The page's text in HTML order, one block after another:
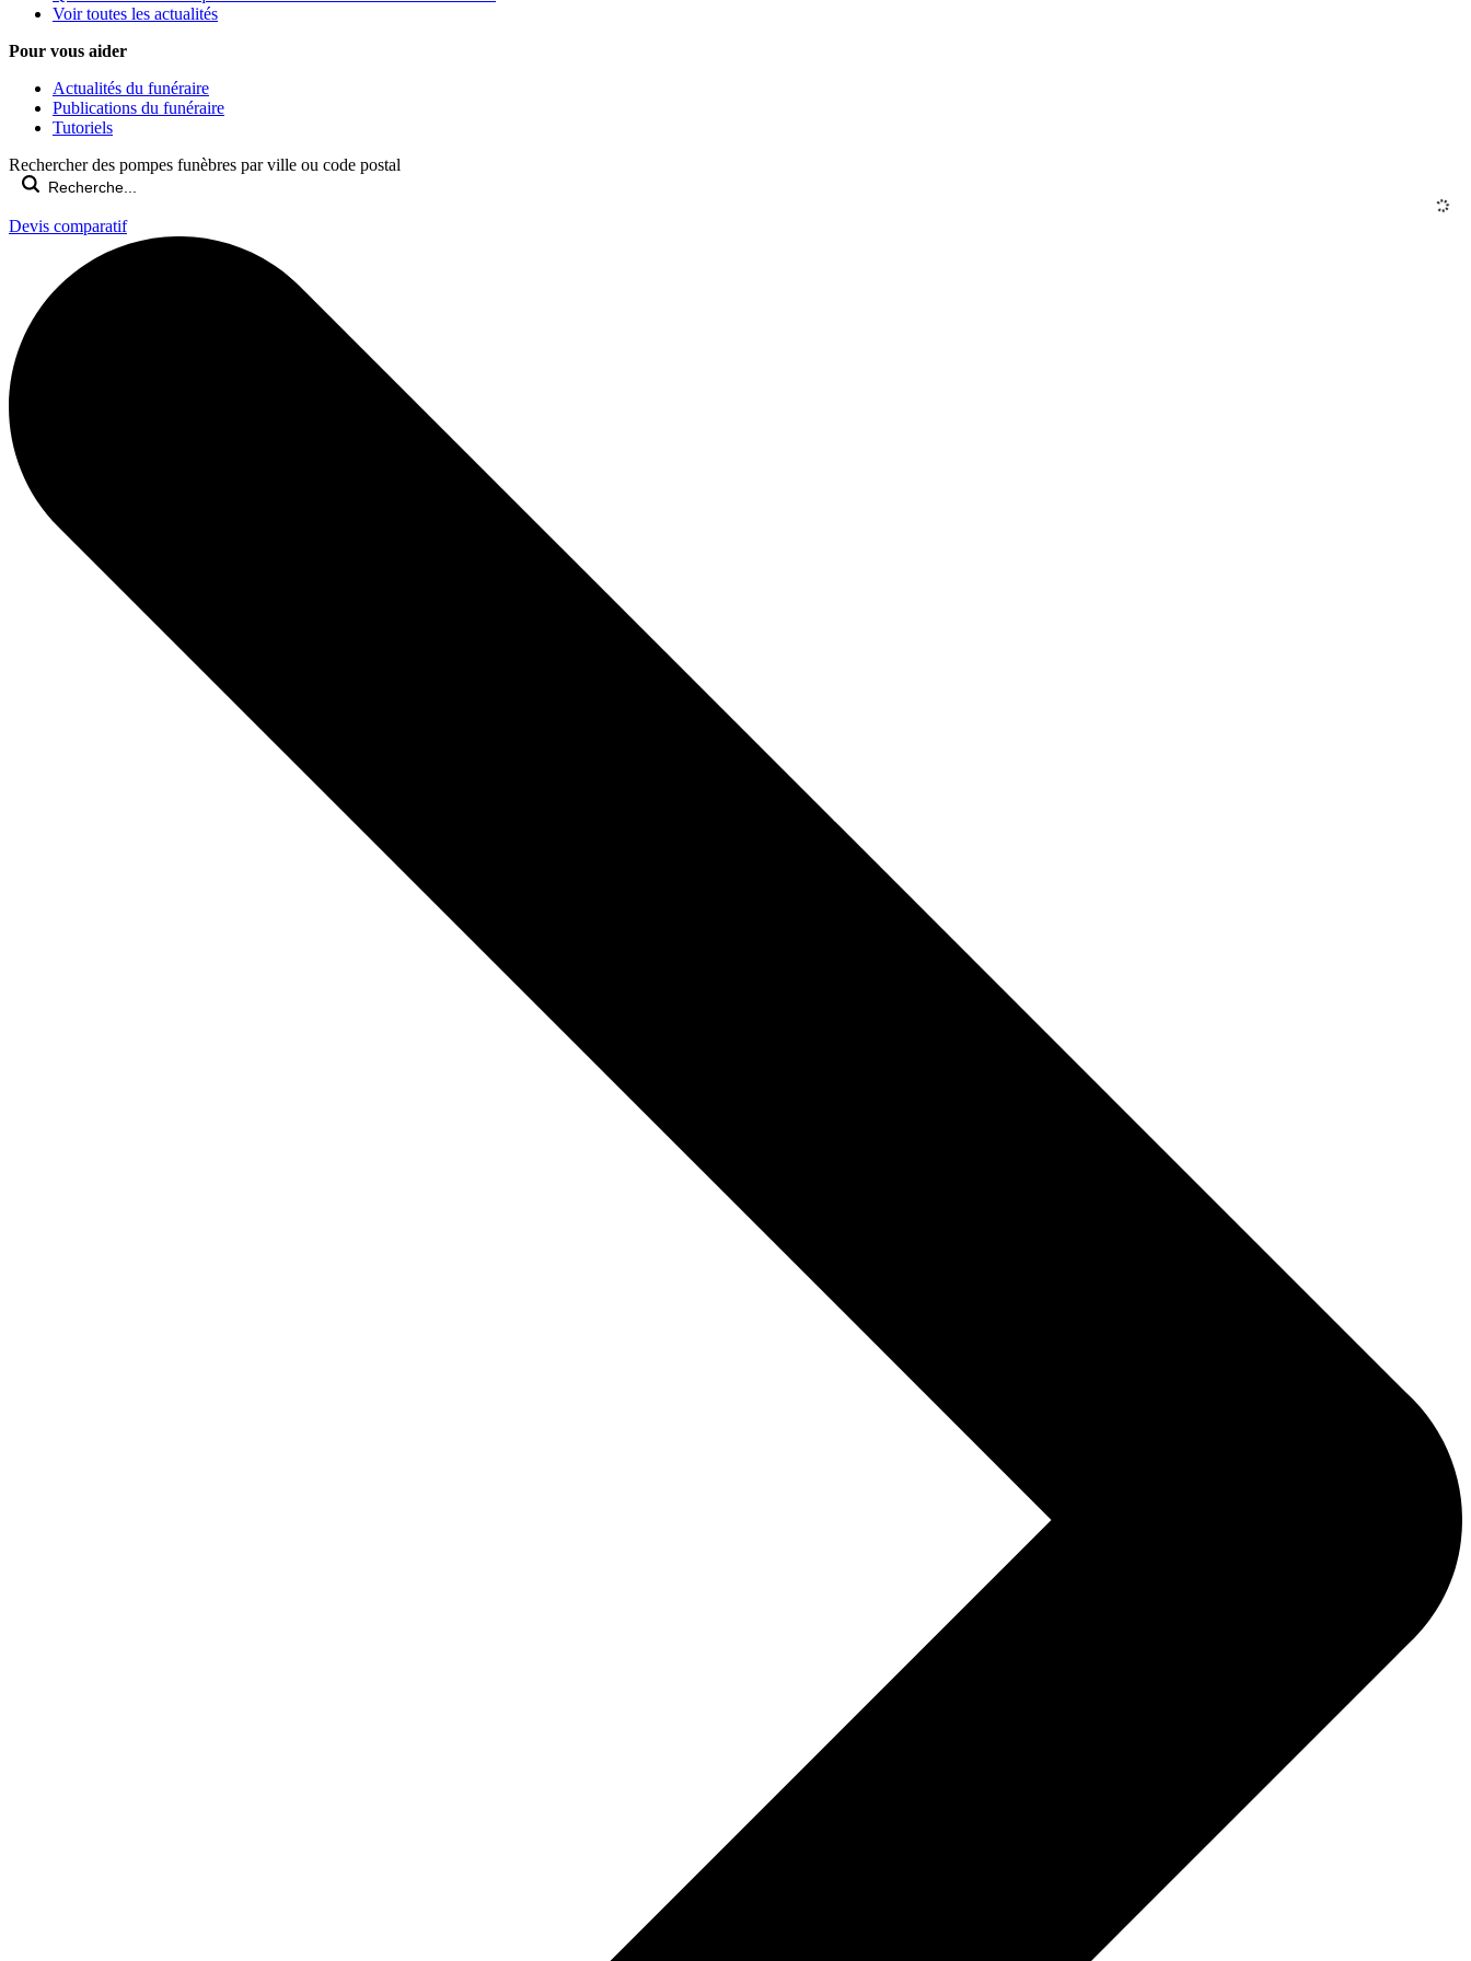
Voir toutes les actualités
Pour vous aider
Actualités du funéraire
Publications du funéraire
Tutoriels
Rechercher des pompes funèbres par ville ou code postal
Devis comparatif